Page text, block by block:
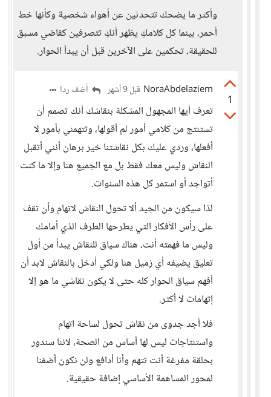
وأكثر ما يضحك تتحدثين عن أهواء شخصية وكأنها خط
أحمر، بينما كل كلامكِ يظهر أنكِ تتصرفين كقاضي مسبق
للحقيقة، تحكمين على الآخرين قبل أن يبدأ الحوار.
1
NoraAbdelaziem قبل 9 أشهر أضف ردا
تعرف أيها المجهول المشكلة بنقاشك أنك تصمم أن
تستنتج من كلامي أمور لم أقولها، وتتهمني بأمور لا
أفعلها، وردي عليك بكل نقاشتنا خير برهان أنني أتقبل
النقاش وليس معك فقط بل مع الجميع هنا وإلا ما كنت
أتواجد أو استمر كل هذه السنوات.
لذا سيكون من الجيد ألا تحول النقاش لاتهام وأن تقف
على رأس الأفكار التي يطرحها الطرف الذي أمامك
وليس ما فهمته أنت، هناك سياق للنقاش يبدأ من أول
تعليق يضيفه أي زميل هنا ولكي أدخل بالنقاش لابد أن
أفهم سياق الحوار كله حتى لا يكون نقاشي ما هو إلا
إتهامات لا أكثر.
فلا أجد جدوى من نقاش تحول لساحة اتهام
واستنتاجات ليس لها أساس من الصحة، لاننا سندور
بحلقة مفرغة أنت تتهم وأنا أدافع ولن نكون أضفنا
لمحور المساهمة الأساسي إضافة حقيقية.